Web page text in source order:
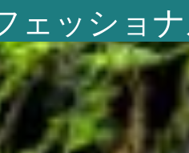
ェッショ